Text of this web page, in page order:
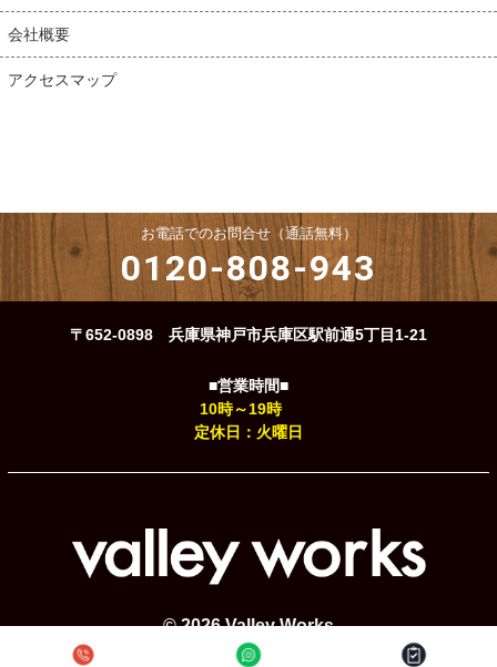
会社概要
アクセスマップ
お電話でのお問合せ（通話無料）
0120-808-943
〒652-0898 兵庫県神戸市兵庫区駅前通5丁目1-21
■営業時間■
10時～19時
定休日：火曜日
© 2026 Valley Works